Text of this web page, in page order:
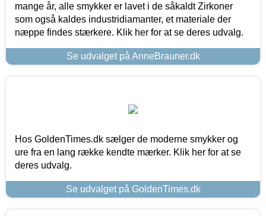
mange år, alle smykker er lavet i de såkaldt Zirkoner
som også kaldes industridiamanter, et materiale der
næppe findes stærkere. Klik her for at se deres udvalg.
Se udvalget på AnneBrauner.dk
Hos GoldenTimes.dk sælger de moderne smykker og
ure fra en lang række kendte mærker. Klik her for at se
deres udvalg.
Se udvalget på GoldenTimes.dk